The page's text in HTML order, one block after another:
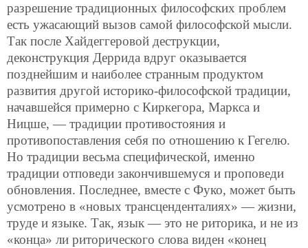
разрешение традиционных философских проблем
есть ужасающий вызов самой философской мысли.
Так после Хайдеггеровой деструкции,
деконструкция Деррида вдруг оказывается
позднейшим и наиболее странным продуктом
развития другой историко-философской традиции,
начавшейся примерно с Киркегора, Маркса и
Ницше, — традиции противостояния и
противопоставления себя по отношению к Гегелю.
Но традиции весьма специфической, именно
традиции отповеди закончившемуся и проповеди
обновления. Последнее, вместе с Фуко, может быть
усмотрено в «новых трансценденталиях» — жизни,
труде и языке. Так, язык — это не риторика, и не из
«конца» ли риторического слова виден «конец